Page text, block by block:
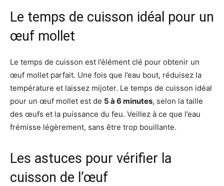
Le temps de cuisson idéal pour un
œuf mollet
Le temps de cuisson est l’élément clé pour obtenir un
œuf mollet parfait. Une fois que l’eau bout, réduisez la
température et laissez mijoter. Le temps de cuisson idéal
pour un œuf mollet est de 5 à 6 minutes, selon la taille
des œufs et la puissance du feu. Veillez à ce que l’eau
frémisse légèrement, sans être trop bouillante.
Les astuces pour vérifier la
cuisson de l’œuf